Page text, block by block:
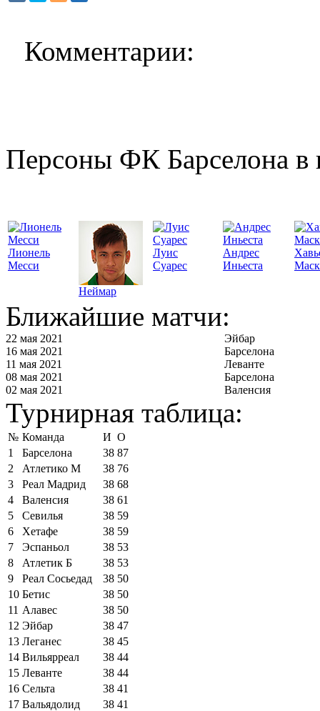
Комментарии:
Персоны ФК Барселона в
Лионель
Месси
Неймар
Луис
Суарес
Андрес
Иньеста
Ближайшие матчи:
22 мая 2021
Эйбар
16 мая 2021
Барселона
11 мая 2021
Леванте
08 мая 2021
Барселона
02 мая 2021
Валенсия
Турнирная таблица:
№ Команда И О
1
Барселона 38 87
2
Атлетико М 38 76
3
Реал Мадрид 38 68
4
Валенсия 38 61
5
Севилья 38 59
6
Хетафе 38 59
7
Эспаньол 38 53
8
Атлетик Б 38 53
9
Реал Сосьедад 38 50
10 Бетис 38 50
11 Алавес 38 50
12 Эйбар 38 47
13 Леганес 38 45
14 Вильярреал 38 44
15 Леванте 38 44
16 Сельта 38 41
17 Вальядолид 38 41